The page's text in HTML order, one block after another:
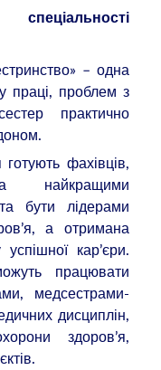
– одна
праці, проблем з
практично
фахівців,
найкращими
бути лідерами
а отримана
кар’єри.
працювати
медсестрами-
дисциплін,
здоров’я,